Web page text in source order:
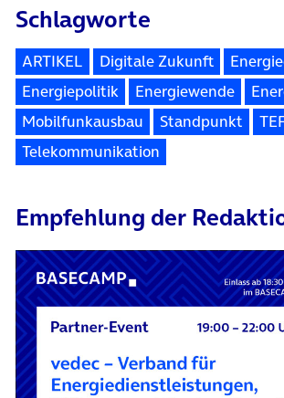
Schlagworte
ARTIKEL Digitale Zukunft
Energiepolitik
Energiewende
Mobilfunkausbau
Standpunkt
Telekommunikation
Empfehlung der